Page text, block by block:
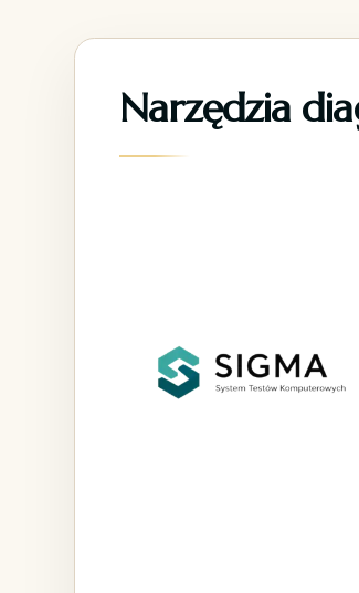
Narzędzia